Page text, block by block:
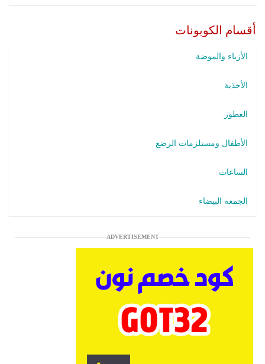
أقسام الكوبونات
الأزياء والموضة
الأحذية
العطور
الأطفال ومستلزمات الرضع
الساعات
الجمعة البيضاء
ADVERTISEMENT